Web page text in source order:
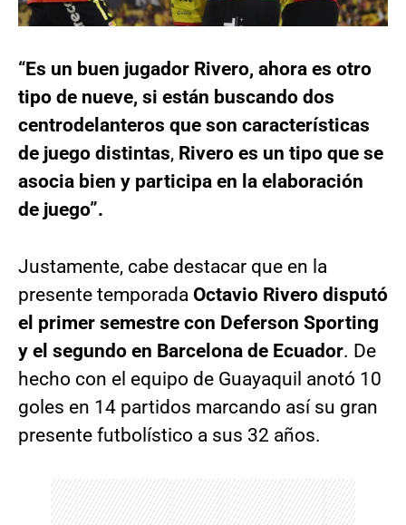
“Es un buen jugador Rivero, ahora es otro
tipo de nueve, si están buscando dos
centrodelanteros que son características
de juego distintas, Rivero es un tipo que se
asocia bien y participa en la elaboración
de juego”.
Justamente, cabe destacar que en la
presente temporada Octavio Rivero disputó
el primer semestre con Deferson Sporting
y el segundo en Barcelona de Ecuador. De
hecho con el equipo de Guayaquil anotó 10
goles en 14 partidos marcando así su gran
presente futbolístico a sus 32 años.